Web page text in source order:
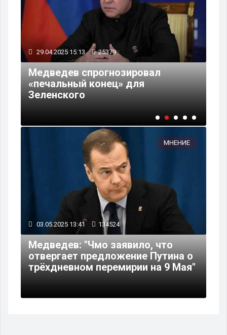
29.04.2025 15:13 25379
Медведев спрогнозировал
«печальный конец» для
Зеленского
МНЕНИЕ
03.05.2025 13:41 134524
Медведев: "Чмо заявило, что
отвергает предложение Путина о
трёхдневном перемирии на 9 Мая"